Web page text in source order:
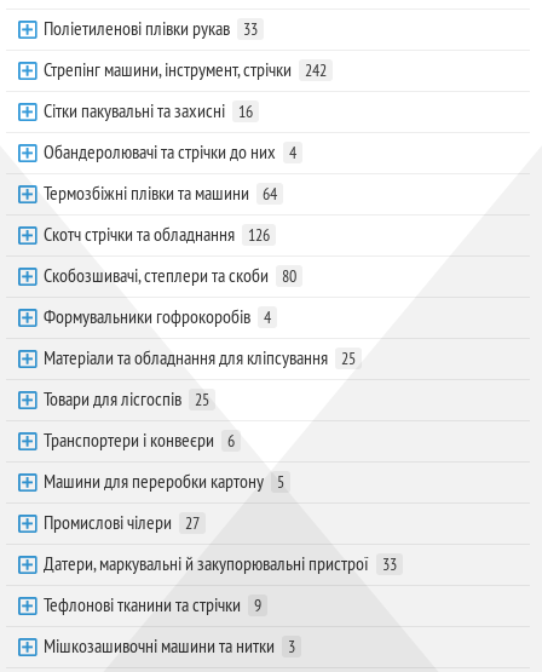
Поліетиленові плівки рукав 33
Стрепінг машини, інструмент, стрічки 242
Сітки пакувальні та захисні 16
Обандеролювачі та стрічки до них 4
Термозбіжні плівки та машини 64
Скотч стрічки та обладнання 126
Скобозшивачі, степлери та скоби 80
Формувальники гофрокоробів 4
Матеріали та обладнання для кліпсування 25
Товари для лісгоспів 25
Транспортери і конвеєри 6
Машини для переробки картону 5
Промислові чілери 27
Датери, маркувальні й закупорювальні пристрої 33
Тефлонові тканини та стрічки 9
Мішкозашивочні машини та нитки 3